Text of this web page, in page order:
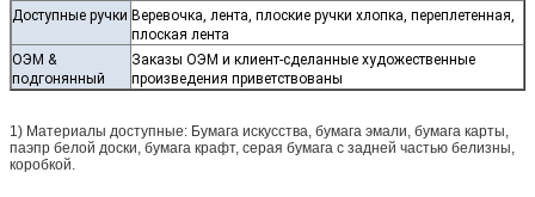
Доступные ручки Веревочка, лента, плоские ручки хлопка, переплетенная,
плоская лента
ОЭМ &
подгонянный
Заказы ОЭМ и клиент-сделанные художественные
произведения приветствованы
1) Материалы доступные: Бумага искусства, бумага эмали, бумага карты,
паэпр белой доски, бумага крафт, серая бумага с задней частью белизны,
коробкой.